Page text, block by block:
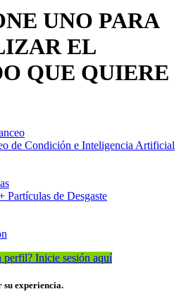
UNO PARA
EL
QUE QUIERE
de Condición e Inteligencia Artificial
Partículas de Desgaste
perfil? Inicie sesión aquí
su experiencia.